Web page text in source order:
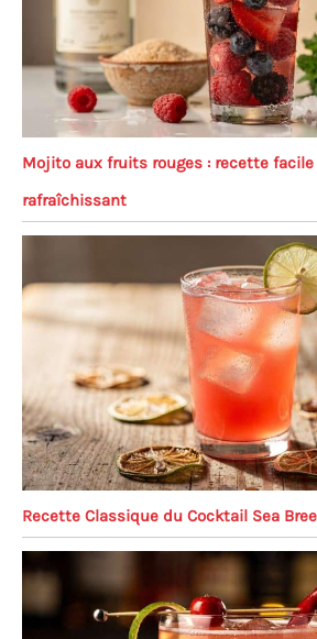
Mojito aux fruits rouges : recette
rafraîchissant
Recette Classique du Cocktail Sea